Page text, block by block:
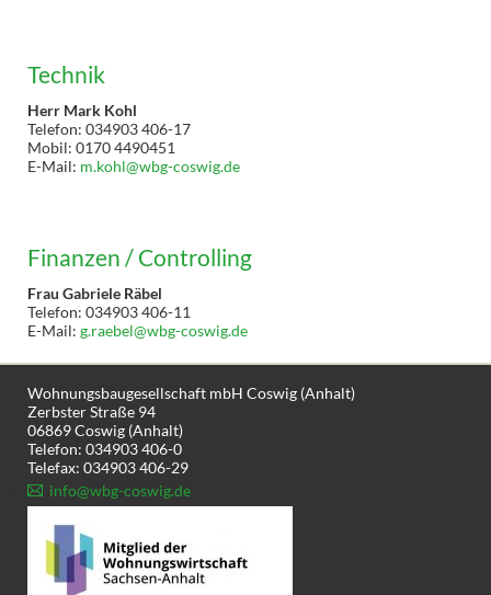
Technik
Herr Mark Kohl
Telefon: 034903 406-17
Mobil: 0170 4490451
E-Mail: m.kohl@wbg-coswig.de
Finanzen / Controlling
Frau Gabriele Räbel
Telefon: 034903 406-11
E-Mail: g.raebel@wbg-coswig.de
Wohnungsbaugesellschaft mbH Coswig (Anhalt)
Zerbster Straße 94
06869 Coswig (Anhalt)
Telefon: 034903 406-0
Telefax: 034903 406-29
info@wbg-coswig.de